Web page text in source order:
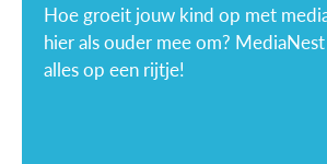
Hoe groeit jouw kind op met
hier als ouder mee om?
alles op een rijtje!